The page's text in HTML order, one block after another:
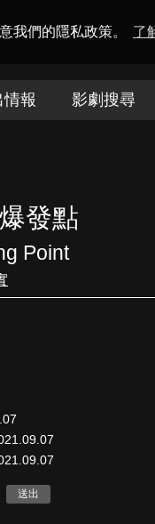
我們的隱私政策。 了
情報 影劇搜尋
發點
Point
英